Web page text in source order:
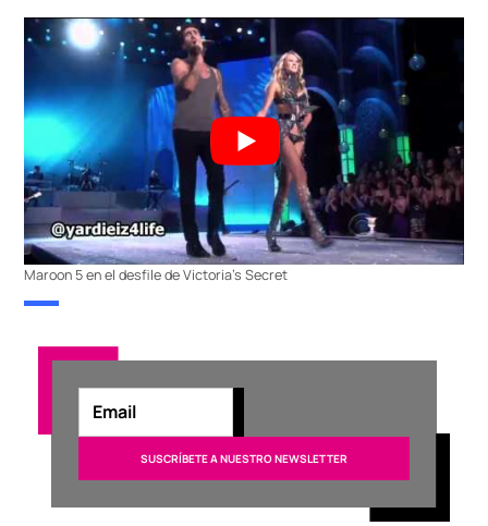
Maroon 5 en el desfile de Victoria’s Secret